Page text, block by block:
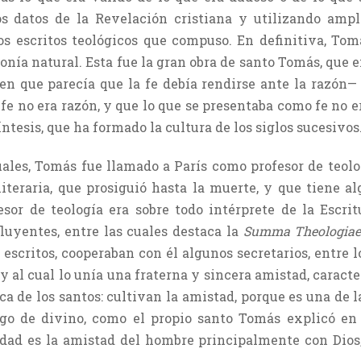
datos de la Revelación cristiana y utilizando
escritos teológicos que compuso. En definitiva,
natural. Esta fue la gran obra de santo Tomás, que
que parecía que la fe debía rendirse ante la
no era razón, y que lo que se presentaba como fe no
que ha formado la cultura de los siglos
Tomás fue llamado a París como profesor de
que prosiguió hasta la muerte, y que tiene
de teología era sobre todo intérprete de la
entre las cuales destaca la Summa Theologiae
cooperaban con él algunos secretarios, entre
al cual lo unía una fraterna y sincera amistad,
de los santos: cultivan la amistad, porque es una de
de divino, como el propio santo Tomás explicó
es la amistad del hombre principalmente con